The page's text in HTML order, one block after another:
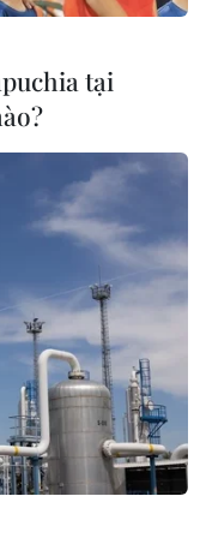
lừa đảo sau
phố Long
Thanh Tú về
tổ chức” và
tại